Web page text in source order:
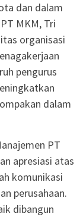
dan dalam
MKM, Tri
organisasi
pengurus
dalam
PT
apresiasi atas
komunikasi
perusahaan.
dibangun